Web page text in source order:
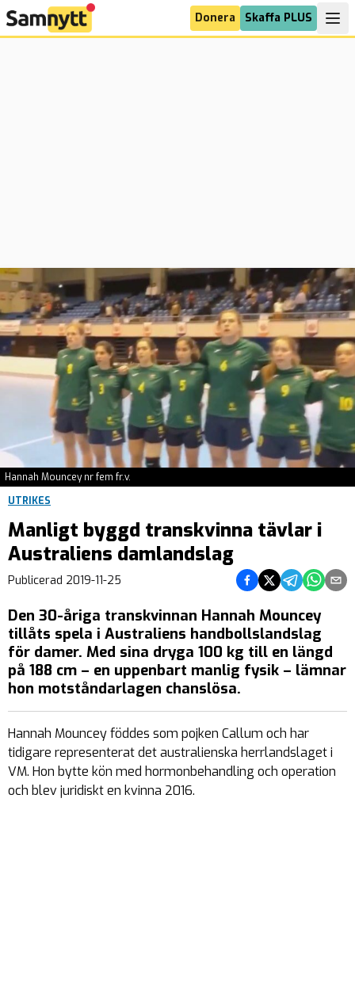
Donera Skaffa PLUS
Hannah Mouncey nr fem fr.v.
UTRIKES
Manligt byggd transkvinna tävlar i
Australiens damlandslag
Publicerad 2019-11-25 Dela på Facebook
Dela på Twitter
Dela påDela på
Dela
Den 30-åriga transkvinnan Hannah Mouncey
tillåts spela i Australiens handbollslandslag
för damer. Med sina dryga 100 kg till en längd
på 188 cm – en uppenbart manlig fysik – lämnar
hon motståndarlagen chanslösa.
Hannah Mouncey föddes som pojken Callum och har
tidigare representerat det australienska herrlandslaget i
VM. Hon bytte kön med hormonbehandling och operation
och blev juridiskt en kvinna 2016.